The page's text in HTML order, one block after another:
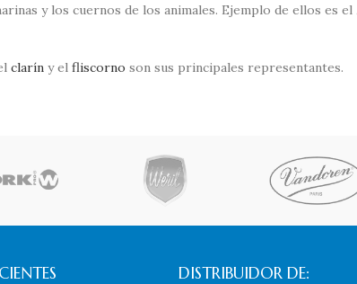
y los cuernos de los animales. Ejemplo de ellos es el
clarín y el fliscorno son sus principales representantes.
DISTRIBUIDOR DE: